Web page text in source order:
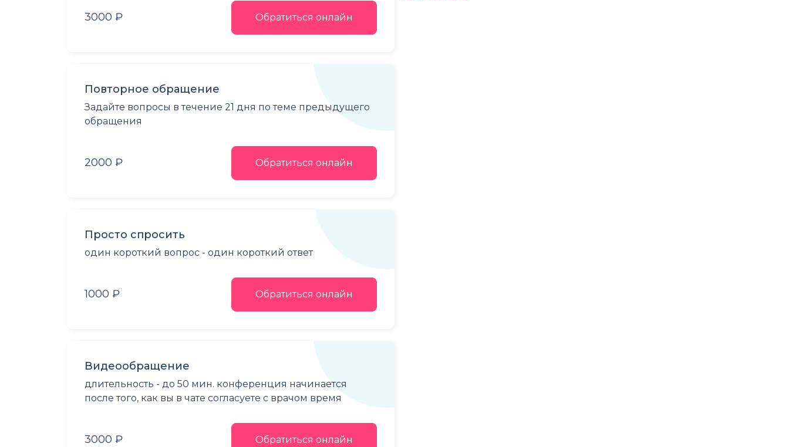
3000 ₽ Обратиться онлайн
Повторное обращение
Задайте вопросы в течение 21 дня по теме предыдущего
обращения
2000 ₽ Обратиться онлайн
Просто спросить
один короткий вопрос - один короткий ответ
1000 ₽ Обратиться онлайн
Видеообращение
длительность - до 50 мин. конференция начинается
после того, как вы в чате согласуете с врачом время
3000 ₽ Обратиться онлайн